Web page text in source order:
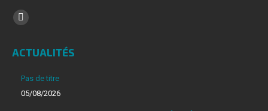
Trouvez nous sur :
La
Facebook
ACTUALITÉS
Pas de titre
05/08/2026